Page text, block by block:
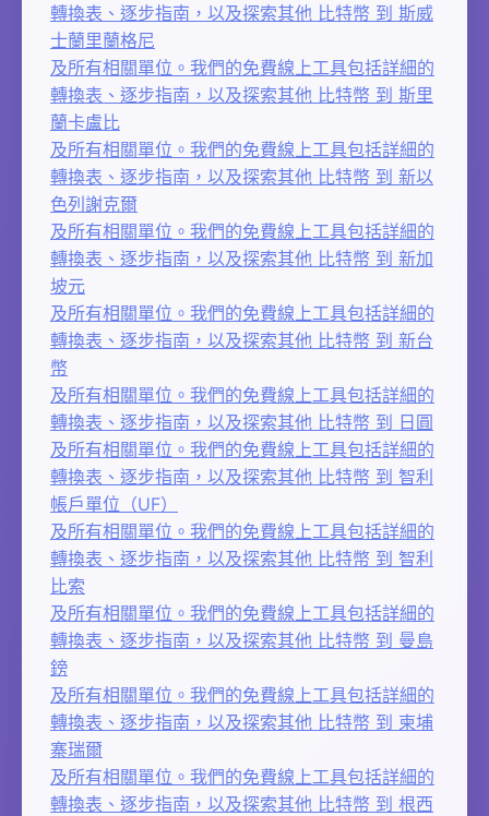
轉換表、逐步指南，以及探索其他 比特幣 到 斯威
士蘭里蘭格尼
及所有相關單位。我們的免費線上工具包括詳細的
轉換表、逐步指南，以及探索其他 比特幣 到 斯里
蘭卡盧比
及所有相關單位。我們的免費線上工具包括詳細的
轉換表、逐步指南，以及探索其他 比特幣 到 新以
色列謝克爾
及所有相關單位。我們的免費線上工具包括詳細的
轉換表、逐步指南，以及探索其他 比特幣 到 新加
坡元
及所有相關單位。我們的免費線上工具包括詳細的
轉換表、逐步指南，以及探索其他 比特幣 到 新台
幣
及所有相關單位。我們的免費線上工具包括詳細的
轉換表、逐步指南，以及探索其他 比特幣 到 日圓
及所有相關單位。我們的免費線上工具包括詳細的
轉換表、逐步指南，以及探索其他 比特幣 到 智利
帳戶單位（UF）
及所有相關單位。我們的免費線上工具包括詳細的
轉換表、逐步指南，以及探索其他 比特幣 到 智利
比索
及所有相關單位。我們的免費線上工具包括詳細的
轉換表、逐步指南，以及探索其他 比特幣 到 曼島
鎊
及所有相關單位。我們的免費線上工具包括詳細的
轉換表、逐步指南，以及探索其他 比特幣 到 柬埔
寨瑞爾
及所有相關單位。我們的免費線上工具包括詳細的
轉換表、逐步指南，以及探索其他 比特幣 到 根西